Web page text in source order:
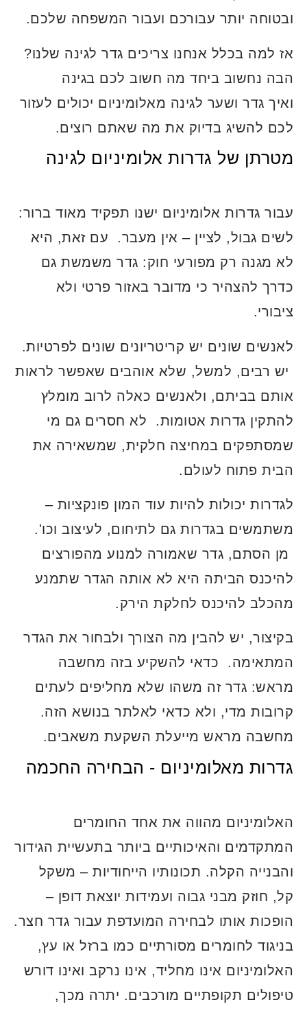
ובטוחה יותר עבורכם ועבור המשפחה שלכם.
אז למה בכלל אנחנו צריכים גדר לגינה שלנו?
הבה נחשוב ביחד מה חשוב לכם בגינה
ואיך גדר ושער לגינה מאלומיניום יכולים לעזור
לכם להשיג בדיוק את מה שאתם רוצים.
מטרתן של גדרות אלומיניום לגינה
עבור גדרות אלומיניום ישנו תפקיד מאוד ברור:
לשים גבול, לציין – אין מעבר. עם זאת, היא
לא מגנה רק מפורעי חוק: גדר משמשת גם
כדרך להצהיר כי מדובר באזור פרטי ולא
ציבורי.
לאנשים שונים יש קריטריונים שונים לפרטיות.
יש רבים, למשל, שלא אוהבים שאפשר לראות
אותם בביתם, ולאנשים כאלה לרוב מומלץ
להתקין גדרות אטומות. לא חסרים גם מי
שמסתפקים במחיצה חלקית, שמשאירה את
הבית פתוח לעולם.
לגדרות יכולות להיות עוד המון פונקציות –
משתמשים בגדרות גם לתיחום, לעיצוב וכו'.
מן הסתם, גדר שאמורה למנוע מהפורצים
להיכנס הביתה היא לא אותה הגדר שתמנע
מהכלב להיכנס לחלקת הירק.
בקיצור, יש להבין מה הצורך ולבחור את הגדר
המתאימה. כדאי להשקיע בזה מחשבה
מראש: גדר זה משהו שלא מחליפים לעתים
קרובות מדי, ולא כדאי לאלתר בנושא הזה.
מחשבה מראש מייעלת השקעת משאבים.
גדרות מאלומיניום - הבחירה החכמה
האלומיניום מהווה את אחד החומרים
המתקדמים והאיכותיים ביותר בתעשיית הגידור
והבנייה הקלה. תכונותיו הייחודיות – משקל
קל, חוזק מבני גבוה ועמידות יוצאת דופן –
הופכות אותו לבחירה המועדפת עבור גדר חצר.
בניגוד לחומרים מסורתיים כמו ברזל או עץ,
האלומיניום אינו מחליד, אינו נרקב ואינו דורש
טיפולים תקופתיים מורכבים. יתרה מכך,